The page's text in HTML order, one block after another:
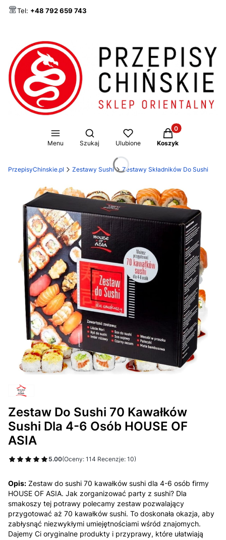
Tel: +48 792 659 743
Menu
Otwórz wyszukiwarkę
Szukaj Ulubione
Produkty w
Koszyk
PrzepisyChinskie.pl Zestawy Sushi Zestawy Składników Do Sushi
Zestaw Do Sushi 70 Kawałków
Sushi Dla 4-6 Osób HOUSE OF
ASIA
5.00(Oceny: 114 Recenzje: 10)
Opis: Zestaw do sushi 70 kawałków sushi dla 4-6 osób firmy
HOUSE OF ASIA. Jak zorganizować party z sushi? Dla
smakoszy tej potrawy polecamy zestaw pozwalający
przygotować aż 70 kawałków sushi. To doskonała okazja, aby
zabłysnąć niezwykłymi umiejętnościami wśród znajomych.
Dajemy Ci oryginalne produkty i przyprawy, które ułatwiają